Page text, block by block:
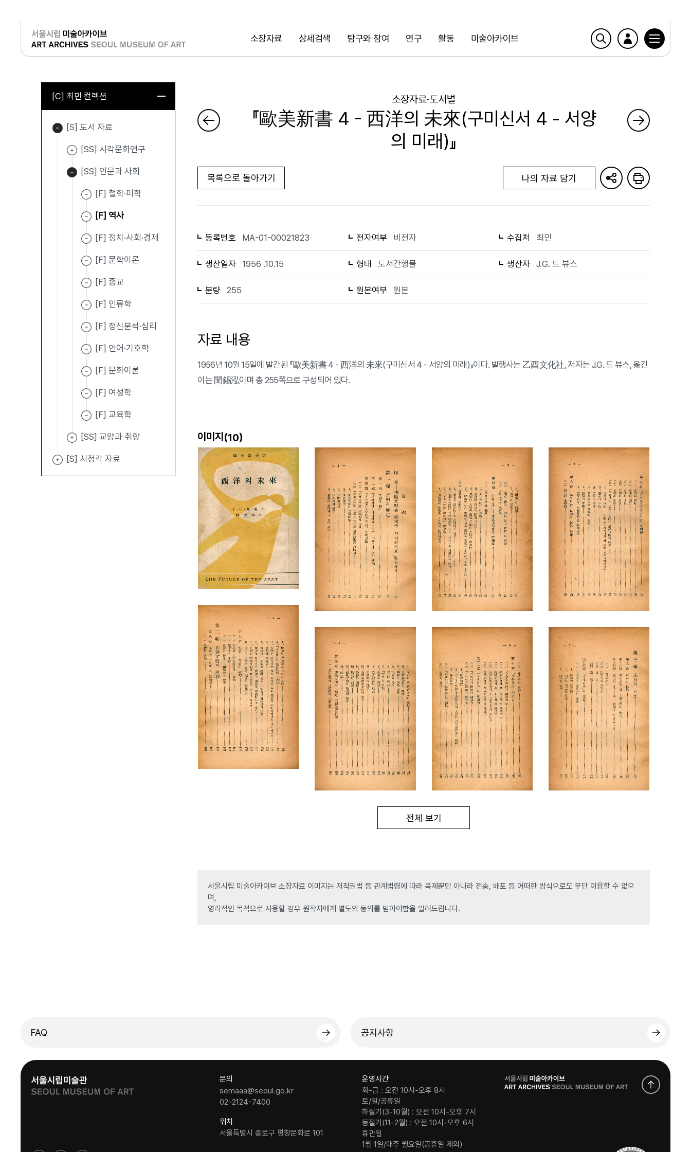
소장자료 상세검색 탐구와 참여 연구 활동 미술아카이브
검색
로그인
[C] 최민 컬렉션
[S] 도서 자료
[SS] 시각문화연구
[SS] 인문과 사회
[F] 철학·미학
[F] 역사
[F] 정치·사회·경제
[F] 문학이론
[F] 종교
[F] 인류학
[F] 정신분석·심리
[F] 언어·기호학
[F] 문화이론
[F] 여성학
[F] 교육학
[SS] 교양과 취향
[S] 시청각 자료
소장자료·도서별
『歐美新書 4 - 西洋의 未來(구미신서 4 - 서양
의 미래)』
목록으로 돌아가기 나의 자료 담기
등록번호 MA-01-00021823 전자여부 비전자 수집처 최민
생산일자 1956 .10.15 형태 도서간행물 생산자 J.G. 드 뷰스
분량 255 원본여부 원본
자료 내용
1956년 10월 15일에 발간된 『歐美新書 4 - 西洋의 未來(구미신서 4 - 서양의 미래)』이다. 발행사는 乙酉文化社, 저자는 J.G. 드 뷰스, 옮긴
이는 閔錫泓이며 총 255쪽으로 구성되어 있다.
이미지(10)
전체 보기
서울시립 미술아카이브 소장자료 이미지는 저작권법 등 관계법령에 따라 복제뿐만 아니라 전송, 배포 등 어떠한 방식으로도 무단 이용할 수 없으
며,
영리적인 목적으로 사용할 경우 원작자에게 별도의 동의를 받아야함을 알려드립니다.
FAQ 공지사항
문의
semaaa@seoul.go.kr
02-2124-7400
위치
서울특별시 종로구 평창문화로 101
운영시간
화-금 : 오전 10시-오후 8시
토/일/공휴일
하절기(3-10월) : 오전 10시-오후 7시
동절기(11-2월) : 오전 10시-오후 6시
휴관일
1월 1일/매주 월요일(공휴일 제외)
로
고